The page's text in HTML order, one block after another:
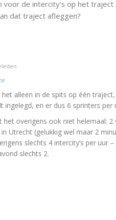
de intercity’s op het traject
dat traject afleggen?
alleen in de spits op één
ingelegd, en er dus 6 sprinters
het overigens ook niet helemaal:
Utrecht (gelukkig wel maar 2
slechts 4 intercity’s per uur
slechts 2.